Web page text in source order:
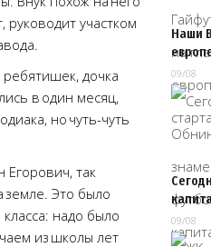
участком
дочка
в один месяц,
но чуть-чуть
так
земле. Это было
надо было
из школы лет
Наши
09/08
09/08